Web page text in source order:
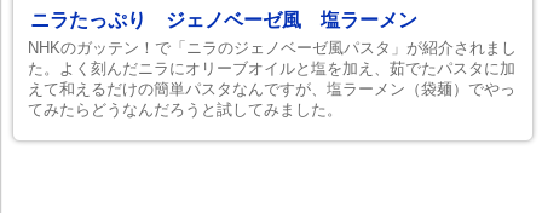
ニラたっぷり ジェノベーゼ風 塩ラーメン
NHKのガッテン！で「ニラのジェノベーゼ風パスタ」が紹介されまし
た。よく刻んだニラにオリーブオイルと塩を加え、茹でたパスタに加
えて和えるだけの簡単パスタなんですが、塩ラーメン（袋麺）でやっ
てみたらどうなんだろうと試してみました。